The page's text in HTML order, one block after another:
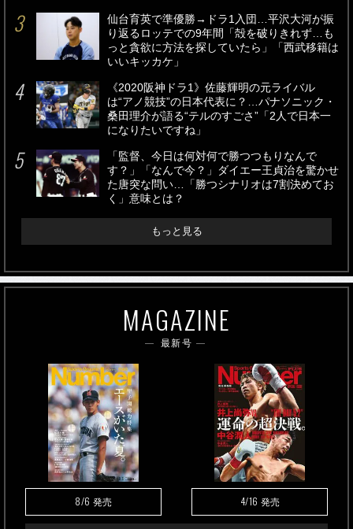
仙台育英で準優勝→ドラ1入団…平沢大河が振
り返るロッテでの9年間「殻を破りきれず…も
っと貪欲に方法を探していたら」「西武移籍は
いいキッカケ」
《2020阪神ドラ1》佐藤輝明の元ライバル
は“アノ競技”の日本代表に？…パナソニック・
桑田理介が語る“テルのすごさ”「2人で日本一
になりたいですね」
「監督、今日は何対何で勝つつもりなんで
す？」「なんで今？」ダイエー王貞治を驚かせ
た唐突な問い…「勝つシナリオは7割決めてお
く」意味とは？
もっと見る
MAGAZINE
最新号
8/6 発売 4/16 発売